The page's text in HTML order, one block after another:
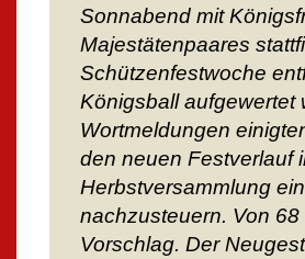
Sonnabend mit
Majestätenpaares
Schützenfestwoche
Königsball aufgewertet
Wortmeldungen
den neuen Festverlauf
Herbstversammlung
nachzusteuern. Von
Vorschlag. Der